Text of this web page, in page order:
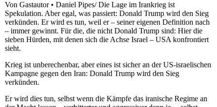
Von Gastautor • Daniel Pipes/ Die Lage im Irankrieg ist
Spekulation. Aber egal, was passiert: Donald Trump wird den Sieg
verkünden. Er wird es tun, weil er – seiner eigenen Definition nach
– immer gewinnt. Für die, die nicht Donald Trump sind: Hier die
sieben Hürden, mit denen sich die Achse Israel – USA konfrontiert
sieht.
Krieg ist unberechenbar, aber eines ist sicher an der US-israelischen
Kampagne gegen den Iran: Donald Trump wird den Sieg
verkünden.
Er wird dies tun, selbst wenn die Kämpfe das iranische Regime an